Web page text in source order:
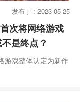
发布于 : 2023-05-25
次将网络游戏
是终点？
游戏整体认定为新作